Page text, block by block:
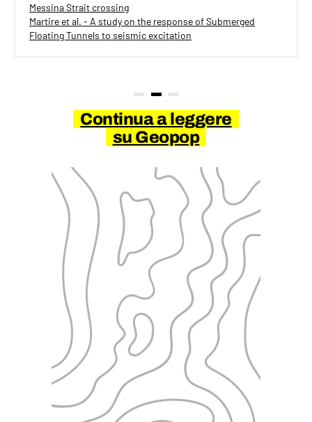
Messina Strait crossing
Martire et al. - A study on the response of Submerged
Floating Tunnels to seismic excitation
Continua a leggere
su Geopop